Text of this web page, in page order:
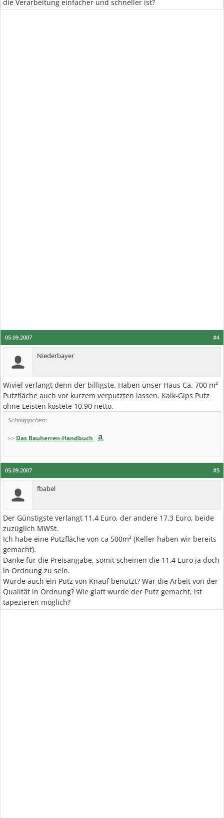
die Verarbeitung einfacher und schneller ist?
#4
05.09.2007
Niederbayer
Wiviel verlangt denn der billigste. Haben unser Haus Ca. 700 m²
Putzfläche auch vor kurzem verputzten lassen. Kalk-Gips Putz
ohne Leisten kostete 10,90 netto,
Schnäppchen:
>> Das Bauherren-Handbuch
#5
05.09.2007
fbabel
Der Günstigste verlangt 11.4 Euro, der andere 17.3 Euro, beide
zuzüglich MWSt.
Ich habe eine Putzfläche von ca 500m² (Keller haben wir bereits
gemacht).
Danke für die Preisangabe, somit scheinen die 11.4 Euro ja doch
in Ordnung zu sein.
Wurde auch ein Putz von Knauf benutzt? War die Arbeit von der
Qualität in Ordnung? Wie glatt wurde der Putz gemacht, ist
tapezieren möglich?